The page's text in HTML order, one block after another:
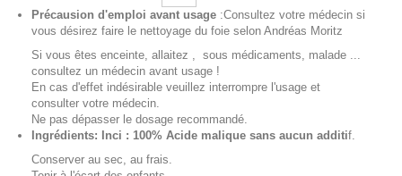
Précausion d'emploi avant usage :Consultez votre médecin si
vous désirez faire le nettoyage du foie selon Andréas Moritz
Si vous êtes enceinte, allaitez , sous médicaments, malade ...
consultez un médecin avant usage !
En cas d'effet indésirable veuillez interrompre l'usage et
consulter votre médecin.
Ne pas dépasser le dosage recommandé.
Ingrédients: Inci : 100% Acide malique sans aucun additif.
Conserver au sec, au frais.